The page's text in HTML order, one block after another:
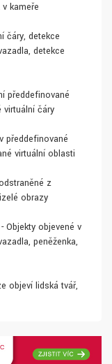
kameře
čáry, detekce
detekce
předdefinované
virtuální čáry
předdefinované
virtuální oblasti
z
obrazy
- Objekty objevené v
peněženka,
objeví lidská tvář,